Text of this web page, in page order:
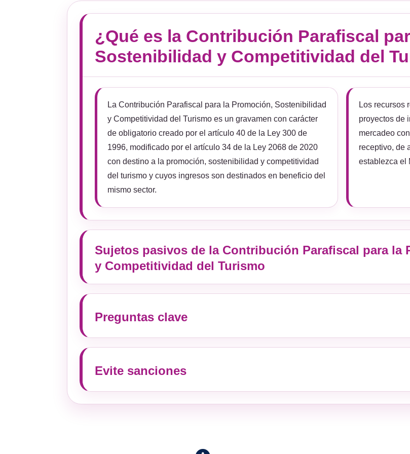
¿Qué es la Contribución Parafiscal
Sostenibilidad y Competitividad del
La Contribución Parafiscal para la Promoción, Sostenibilidad
y Competitividad del Turismo es un gravamen con carácter
de obligatorio creado por el artículo 40 de la Ley 300 de
1996, modificado por el artículo 34 de la Ley 2068 de 2020
con destino a la promoción, sostenibilidad y competitividad
del turismo y cuyos ingresos son destinados en beneficio del
mismo sector.
Los recursos
proyectos de
mercadeo
receptivo, de
establezca el
Sujetos pasivos de la Contribución Parafiscal para la
y Competitividad del Turismo
Preguntas clave
Evite sanciones